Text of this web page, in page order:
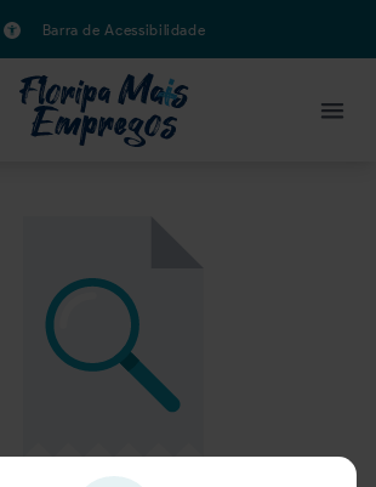
Barra de Acessibilidade